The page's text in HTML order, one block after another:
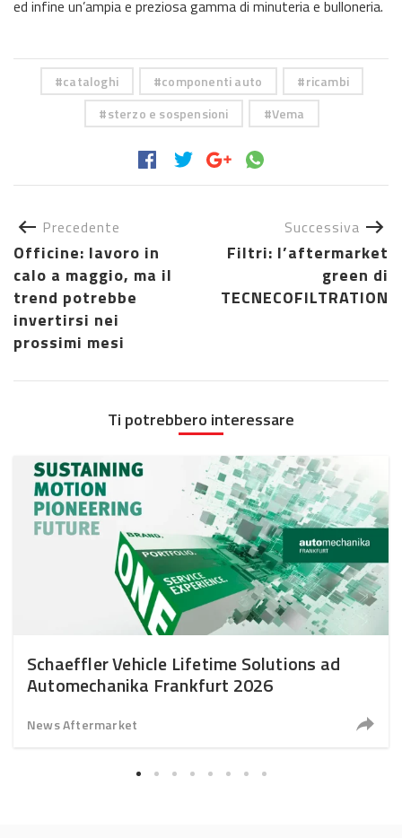
ed infine un’ampia e preziosa gamma di minuteria e bulloneria.
cataloghi componenti auto
ricambi
sterzo e sospensioni
Vema
Precedente
Officine: lavoro in
calo a maggio, ma il
trend potrebbe
invertirsi nei
prossimi mesi
Successiva
Filtri: l’aftermarket
green di
TECNECOFILTRATION
Ti potrebbero interessare
Schaeffler Vehicle Lifetime Solutions ad
Automechanika Frankfurt 2026
News Aftermarket